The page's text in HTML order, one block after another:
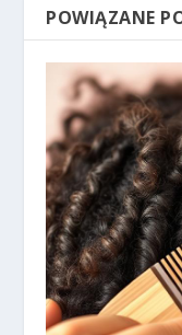
POWIĄZANE